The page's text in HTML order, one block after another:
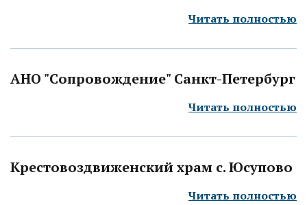
Читать полностью
АНО "Сопровождение" Санкт-Петербург
Читать полностью
Крестовоздвиженский храм с. Юсупово
Читать полностью